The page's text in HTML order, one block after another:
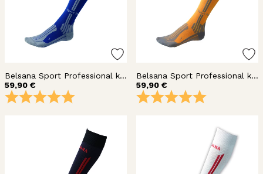
Belsana Sport Professional kompressiosukka polvi
59,90 €
Arvio: 5.0 5:sta tähdestä
Belsana Sport Professional kompressiosukka polvi
59,90 €
Arvio: